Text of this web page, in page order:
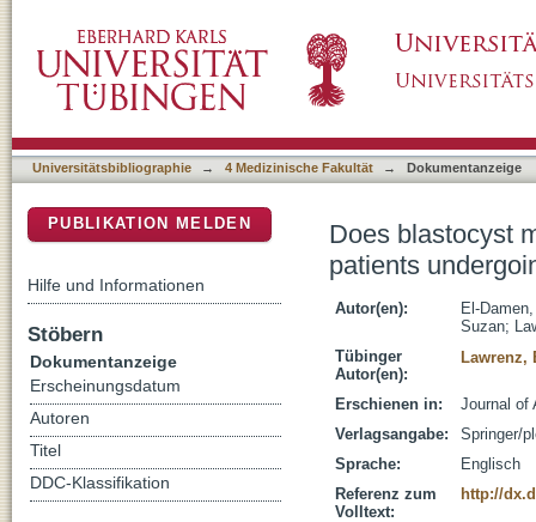
euploid frozen embryo transfer?
Universitätsbibliographie → 4 Medizinische Fakultät → Dokumentanzeige
Does blastocyst
patients
Autor(en):
El-
Suzan;
Tübinger
Autor(en):
Lawrenz,
Erschienen in:
Journal of
Verlagsangabe:
Springer/
Sprache:
Englisch
Referenz zum
Volltext:
http://
PUBLIKATION MELDEN
Hilfe und Informationen
Stöbern
Dokumentanzeige
Erscheinungsdatum
Autoren
Titel
DDC-Klassifikation